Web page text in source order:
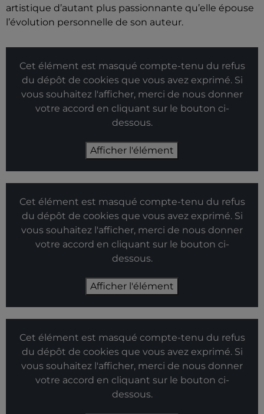
artistique d’autant plus passionnante qu’elle épouse
l’évolution personnelle de son auteur.
Cet élément est masqué compte-tenu du refus
du dépôt de cookies que vous avez exprimé. Si
vous souhaitez l'afficher, merci de nous donner
votre accord en cliquant sur le bouton ci-
dessous.
Afficher l'élément
Cet élément est masqué compte-tenu du refus
du dépôt de cookies que vous avez exprimé. Si
vous souhaitez l'afficher, merci de nous donner
votre accord en cliquant sur le bouton ci-
dessous.
Afficher l'élément
Cet élément est masqué compte-tenu du refus
du dépôt de cookies que vous avez exprimé. Si
vous souhaitez l'afficher, merci de nous donner
votre accord en cliquant sur le bouton ci-
dessous.